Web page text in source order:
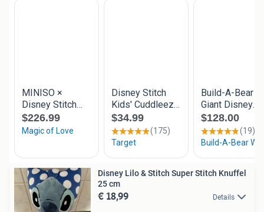
Disney Lilo & Stitch Super Stitch Knuffel
25 cm
€ 18,99 Details